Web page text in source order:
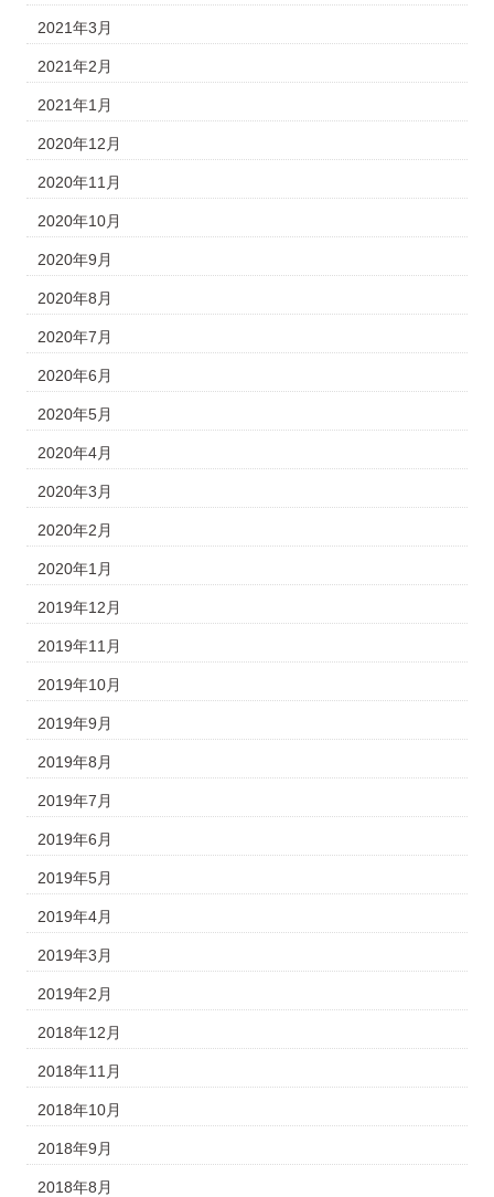
2021年3月
2021年2月
2021年1月
2020年12月
2020年11月
2020年10月
2020年9月
2020年8月
2020年7月
2020年6月
2020年5月
2020年4月
2020年3月
2020年2月
2020年1月
2019年12月
2019年11月
2019年10月
2019年9月
2019年8月
2019年7月
2019年6月
2019年5月
2019年4月
2019年3月
2019年2月
2018年12月
2018年11月
2018年10月
2018年9月
2018年8月